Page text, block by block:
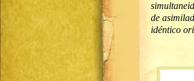
de
idéntico